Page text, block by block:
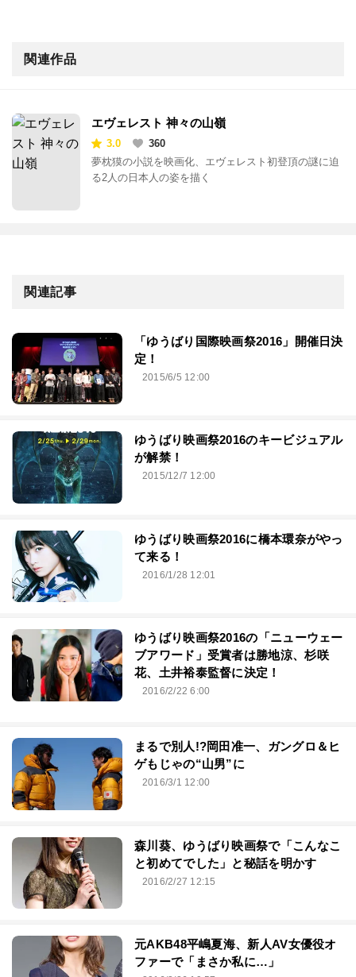
関連作品
エヴェレスト 神々の山嶺
3.0
360
夢枕獏の小説を映画化、エヴェレスト初登頂の謎に迫
る2人の日本人の姿を描く
関連記事
「ゆうばり国際映画祭2016」開催日決
定！
2015/6/5 12:00
ゆうばり映画祭2016のキービジュアル
が解禁！
2015/12/7 12:00
ゆうばり映画祭2016に橋本環奈がやっ
て来る！
2016/1/28 12:01
ゆうばり映画祭2016の「ニューウェー
ブアワード」受賞者は勝地涼、杉咲
花、土井裕泰監督に決定！
2016/2/22 6:00
まるで別人!?岡田准一、ガングロ＆ヒ
ゲもじゃの“山男”に
2016/3/1 12:00
森川葵、ゆうばり映画祭で「こんなこ
と初めてでした」と秘話を明かす
2016/2/27 12:15
元AKB48平嶋夏海、新人AV女優役オ
ファーで「まさか私に…」